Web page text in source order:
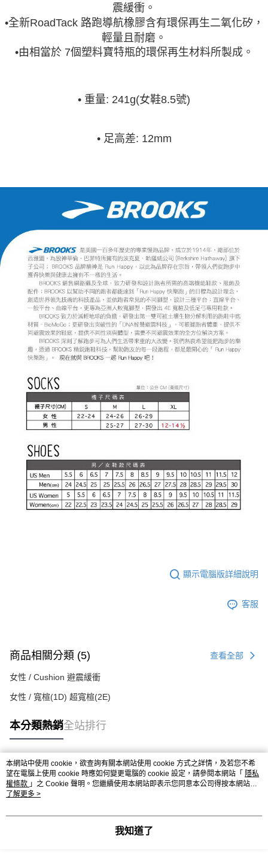
震緩衝。
•全新RoadTack 路跑導航橡膠含有環保再生二氧化矽，
輕量且耐磨。
•由相當於 7個塑料寶特瓶的環保再生材料所製成。
• 重量: 241g(女鞋8.5號)
• 足高差: 12mm
顯示電腦版詳細說明
客服
商品相關分類 (5) 查看全部
女性 / Cushion 避震緩衝
女性 / 寬楦(1D) 超寬楦(2E)
本分類熱銷全站排行
熱門標籤
本網站中使用 cookie，欲查詢有關本網站使用 cookie 方式之詳情，及若您不希
望在電腦上使用 cookie 時應如何變更電腦的 cookie 設定，請參閱本網站「 隱私
權條款 」之 Cookie 聲明。您繼續使用本網站即表示您同意本公司得按本網站使
用條款之 Cookie 聲明使用 cookie。
了解更多 >
我知道了